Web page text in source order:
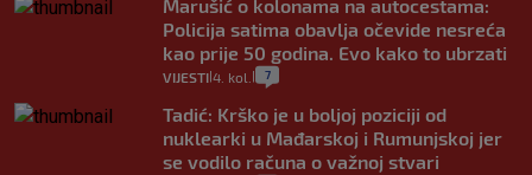
Marušić o kolonama na autocestama:
Policija satima obavlja očevide nesreća
kao prije 50 godina. Evo kako to ubrzati
VIJESTI 4. kol. 7
Tadić: Krško je u boljoj poziciji od
nuklearki u Mađarskoj i Rumunjskoj jer
se vodilo računa o važnoj stvari